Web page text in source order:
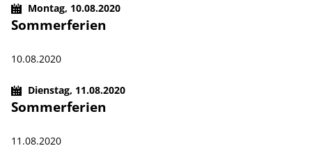
Montag, 10.08.2020
Sommerferien
10.08.2020
Dienstag, 11.08.2020
Sommerferien
11.08.2020